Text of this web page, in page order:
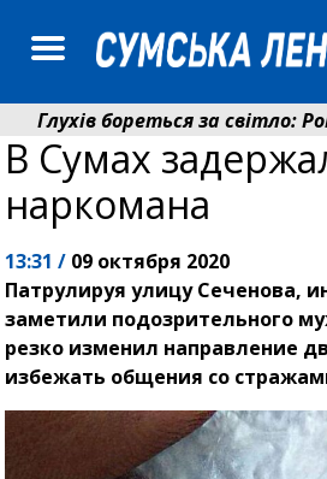
бореться за світло:
фонд Сумщини
В Сумах
наркомана
13:31 / 09 октября 2020
Патрулируя улицу Сеченова,
заметили подозрительного
резко изменил направление
избежать общения со